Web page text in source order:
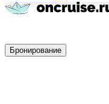
Бронирование